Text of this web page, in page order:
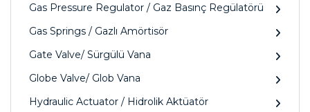
Gas Pressure Regulator / Gaz Basınç Regülatörü
Gas Springs / Gazlı Amörtisör
Gate Valve/ Sürgülü Vana
Globe Valve/ Glob Vana
Hydraulic Actuator / Hidrolik Aktüatör